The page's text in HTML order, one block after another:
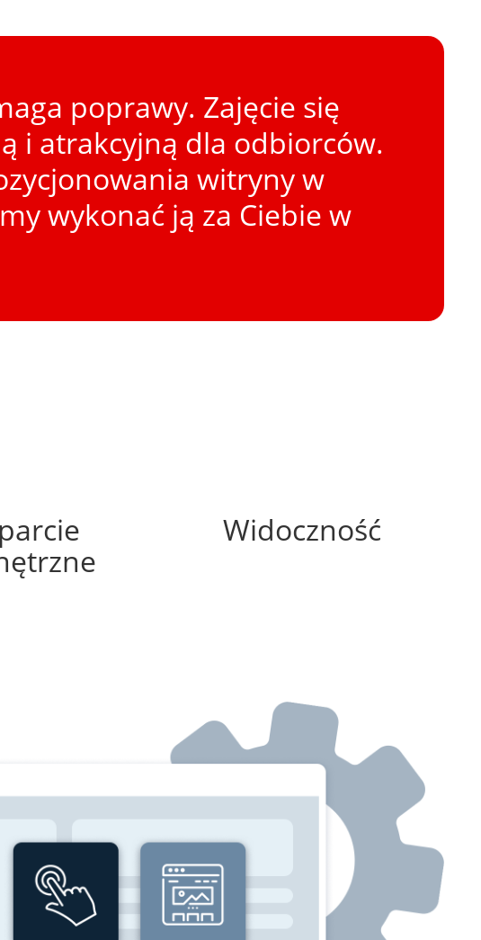
poprawy. Zajęcie się
i atrakcyjną dla odbiorców.
witryny w
wykonać ją za Ciebie w
Widoczność